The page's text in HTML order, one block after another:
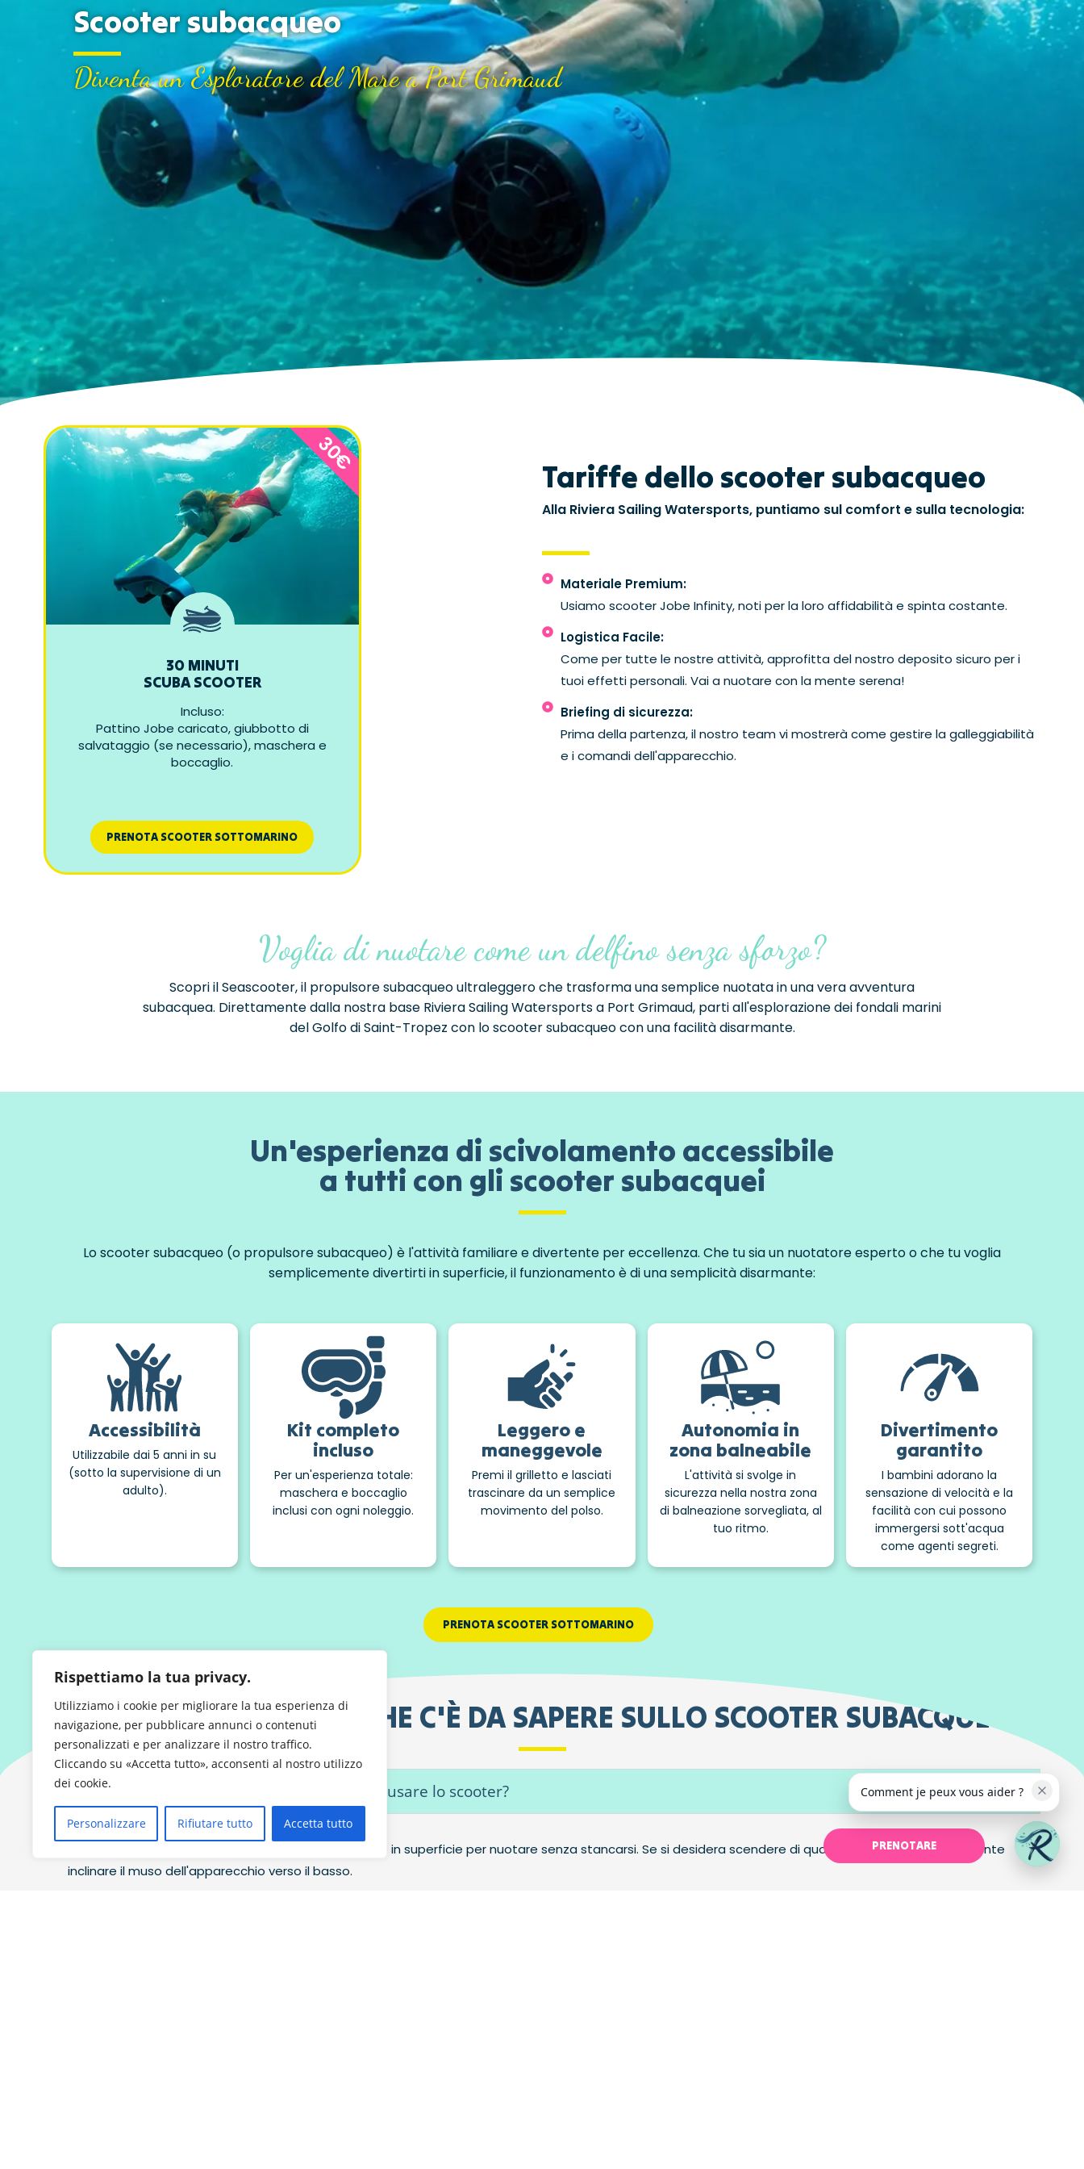
Rispettiamo la tua privacy.
Utilizziamo i cookie per migliorare la tua esperienza di
navigazione, per pubblicare annunci o contenuti
personalizzati e per analizzare il nostro traffico.
Cliccando su «Accetta tutto», acconsenti al nostro utilizzo
dei cookie.
Personalizzare Rifiutare tutto Accetta tutto
Scooter subacqueo
Diventa un Esploratore del Mare a Port Grimaud
Tariffe dello scooter subacqueo
Alla Riviera Sailing Watersports, puntiamo sul comfort e sulla tecnologia:
Materiale Premium:
Usiamo scooter Jobe Infinity, noti per la loro affidabilità e spinta costante.
Logistica Facile:
Come per tutte le nostre attività, approfitta del nostro deposito sicuro per i
tuoi effetti personali. Vai a nuotare con la mente serena!
Briefing di sicurezza:
Prima della partenza, il nostro team vi mostrerà come gestire la galleggiabilità
e i comandi dell'apparecchio.
30€
30 MINUTI
SCUBA SCOOTER
Incluso:
Pattino Jobe caricato, giubbotto di
salvataggio (se necessario), maschera e
boccaglio.
PRENOTA SCOOTER SOTTOMARINO
Voglia di nuotare come un delfino senza sforzo?
Scopri il Seascooter, il propulsore subacqueo ultraleggero che trasforma una semplice nuotata in una vera avventura
subacquea. Direttamente dalla nostra base Riviera Sailing Watersports a Port Grimaud, parti all'esplorazione dei fondali marini
del Golfo di Saint-Tropez con lo scooter subacqueo con una facilità disarmante.
Un'esperienza di scivolamento accessibile
a tutti con gli scooter subacquei
Lo scooter subacqueo (o propulsore subacqueo) è l'attività familiare e divertente per eccellenza. Che tu sia un nuotatore esperto o che tu voglia
semplicemente divertirti in superficie, il funzionamento è di una semplicità disarmante:
Accessibilità
Utilizzabile dai 5 anni in su
(sotto la supervisione di un
adulto).
Kit completo
incluso
Per un'esperienza totale:
maschera e boccaglio
inclusi con ogni noleggio.
Leggero e
maneggevole
Premi il grilletto e lasciati
trascinare da un semplice
movimento del polso.
Autonomia in
zona balneabile
L'attività si svolge in
sicurezza nella nostra zona
di balneazione sorvegliata, al
tuo ritmo.
Divertimento
garantito
I bambini adorano la
sensazione di velocità e la
facilità con cui possono
immergersi sott'acqua
come agenti segreti.
PRENOTA SCOOTER SOTTOMARINO
FAQ - TUTTO QUELLO CHE C'È DA SAPERE SULLO SCOOTER SUBACQUEO
È necessario essere un buon subacqueo per usare lo scooter?
Lo scooter può essere utilizzato in superficie per nuotare senza stancarsi. Se si desidera scendere di qualche centimetro, è sufficiente
inclinare il muso dell'apparecchio verso il basso.
PRENOTARE
Comment je peux vous aider ?